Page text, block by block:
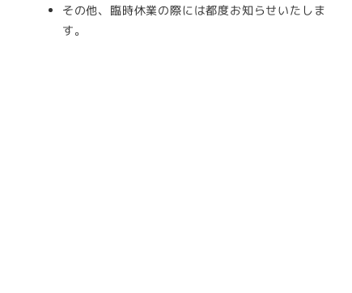
その他、臨時休業の際には都度お知らせいたしま
す。